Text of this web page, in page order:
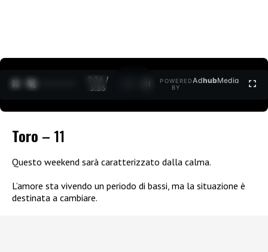
0:27 /
3:35
POWERED
BY
AdhubMedia
Toro – 11
Questo weekend sarà caratterizzato dalla calma.
L’amore sta vivendo un periodo di bassi, ma la situazione è
destinata a cambiare.